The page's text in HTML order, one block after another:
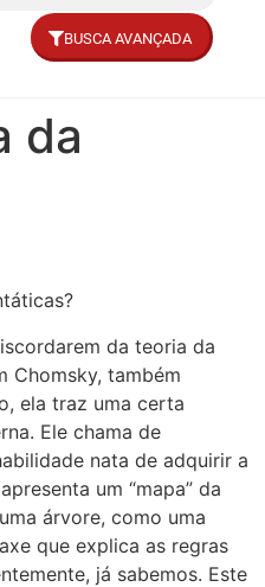
BUSCA AVANÇADA
da
da teoria da
Chomsky, também
ela traz uma certa
Ele chama de
nata de adquirir a
um “mapa” da
árvore, como uma
que explica as regras
já sabemos. Este